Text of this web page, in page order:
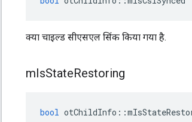
क्या चाइल्ड सीएसएल सिंक किया गया है.
mIsStateRestoring
bool otChildInfo ::